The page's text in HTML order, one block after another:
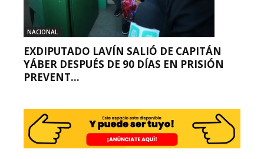
NACIONAL
EXDIPUTADO LAVÍN SALIÓ DE CAPITÁN
YÁBER DESPUÉS DE 90 DÍAS EN PRISIÓN
PREVENT...